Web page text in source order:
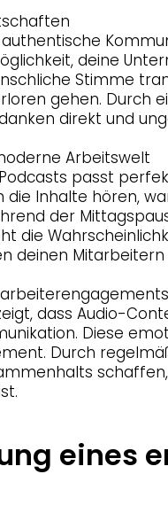
authentische
deine
Stimme
gehen. Durch
direkt und
Arbeitswelt
passt
die Inhalte hören,
der
die
deinen
dass Audio-
Diese
Durch
eines